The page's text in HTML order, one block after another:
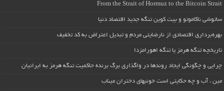
From the Strait of Hormuz to the Bitcoin Strait
ساتوشی ناکاموتو و بیت کوین تنگه جدید اقتصاد دنیا
بهره‌برداری اقتصادی از نارضایتی مردم و تبدیل اعتراض به کد تخفیف
تاریخچه تنگه هرمز یا تنگه اهورامزدا
چرایی و چگونگی ایجاد روندها در واگذاری برگ برنده حاکمیت تنگه هرمز به ایرانیان
مین ، آب و چه حکایتی است خونبهای دختران میناب